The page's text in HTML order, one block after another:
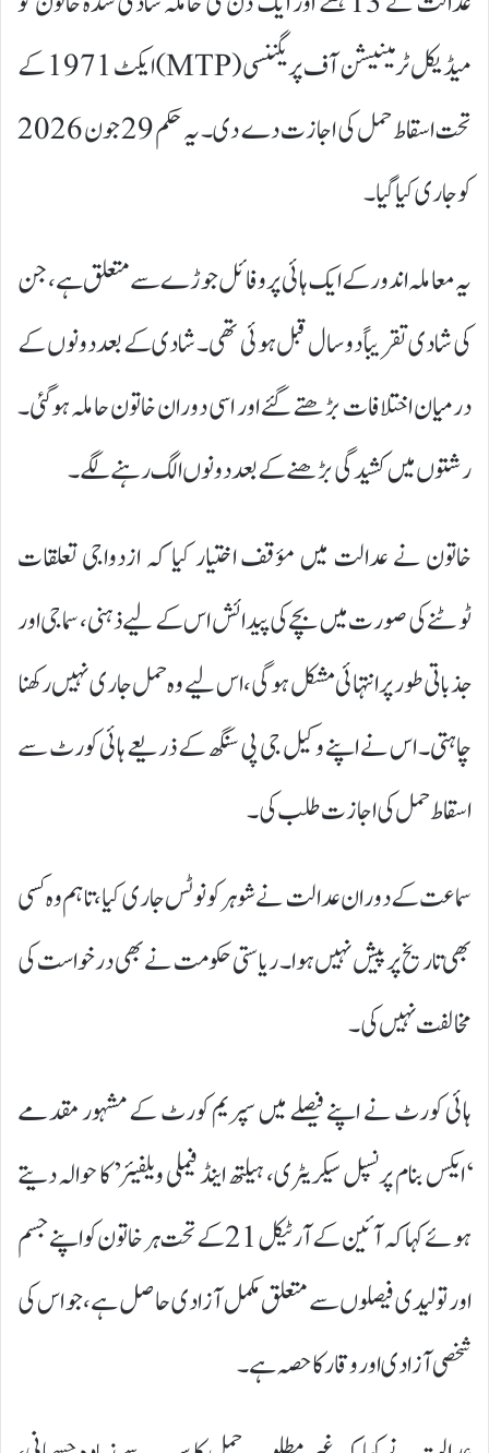
میڈیکل ٹرمینیشن آف پریگننسی (MTP) ایکٹ 1971 کے
تحت اسقاط حمل کی اجازت دے دی۔ یہ حکم 29 جون 2026
کو جاری کیا گیا۔
یہ معاملہ اندور کے ایک ہائی پروفائل جوڑے سے متعلق ہے، جن
کی شادی تقریباً دو سال قبل ہوئی تھی۔ شادی کے بعد دونوں کے
درمیان اختلافات بڑھتے گئے اور اسی دوران خاتون حاملہ ہوگئی۔
رشتوں میں کشیدگی بڑھنے کے بعد دونوں الگ رہنے لگے۔
خاتون نے عدالت میں مؤقف اختیار کیا کہ ازدواجی تعلقات
ٹوٹنے کی صورت میں بچے کی پیدائش اس کے لیے ذہنی، سماجی اور
جذباتی طور پر انتہائی مشکل ہوگی، اس لیے وہ حمل جاری نہیں رکھنا
چاہتی۔ اس نے اپنے وکیل جی پی سنگھ کے ذریعے ہائی کورٹ سے
اسقاط حمل کی اجازت طلب کی۔
سماعت کے دوران عدالت نے شوہر کو نوٹس جاری کیا، تاہم وہ کسی
بھی تاریخ پر پیش نہیں ہوا۔ ریاستی حکومت نے بھی درخواست کی
مخالفت نہیں کی۔
ہائی کورٹ نے اپنے فیصلے میں سپریم کورٹ کے مشہور مقدمے
‘ایکس بنام پرنسپل سیکریٹری، ہیلتھ اینڈ فیملی ویلفیئر’ کا حوالہ دیتے
ہوئے کہا کہ آئین کے آرٹیکل 21 کے تحت ہر خاتون کو اپنے جسم
اور تولیدی فیصلوں سے متعلق مکمل آزادی حاصل ہے، جو اس کی
شخصی آزادی اور وقار کا حصہ ہے۔